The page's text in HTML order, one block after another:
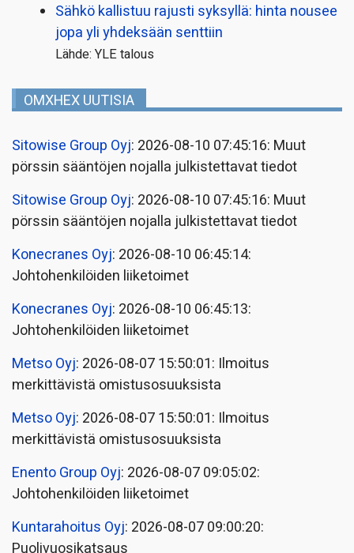
Sähkö kallistuu rajusti syksyllä: hinta nousee
jopa yli yhdeksään senttiin
Lähde: YLE talous
OMXHEX UUTISIA
Sitowise Group Oyj: 2026-08-10 07:45:16: Muut
pörssin sääntöjen nojalla julkistettavat tiedot
Sitowise Group Oyj: 2026-08-10 07:45:16: Muut
pörssin sääntöjen nojalla julkistettavat tiedot
Konecranes Oyj: 2026-08-10 06:45:14:
Johtohenkilöiden liiketoimet
Konecranes Oyj: 2026-08-10 06:45:13:
Johtohenkilöiden liiketoimet
Metso Oyj: 2026-08-07 15:50:01: Ilmoitus
merkittävistä omistusosuuksista
Metso Oyj: 2026-08-07 15:50:01: Ilmoitus
merkittävistä omistusosuuksista
Enento Group Oyj: 2026-08-07 09:05:02:
Johtohenkilöiden liiketoimet
Kuntarahoitus Oyj: 2026-08-07 09:00:20: